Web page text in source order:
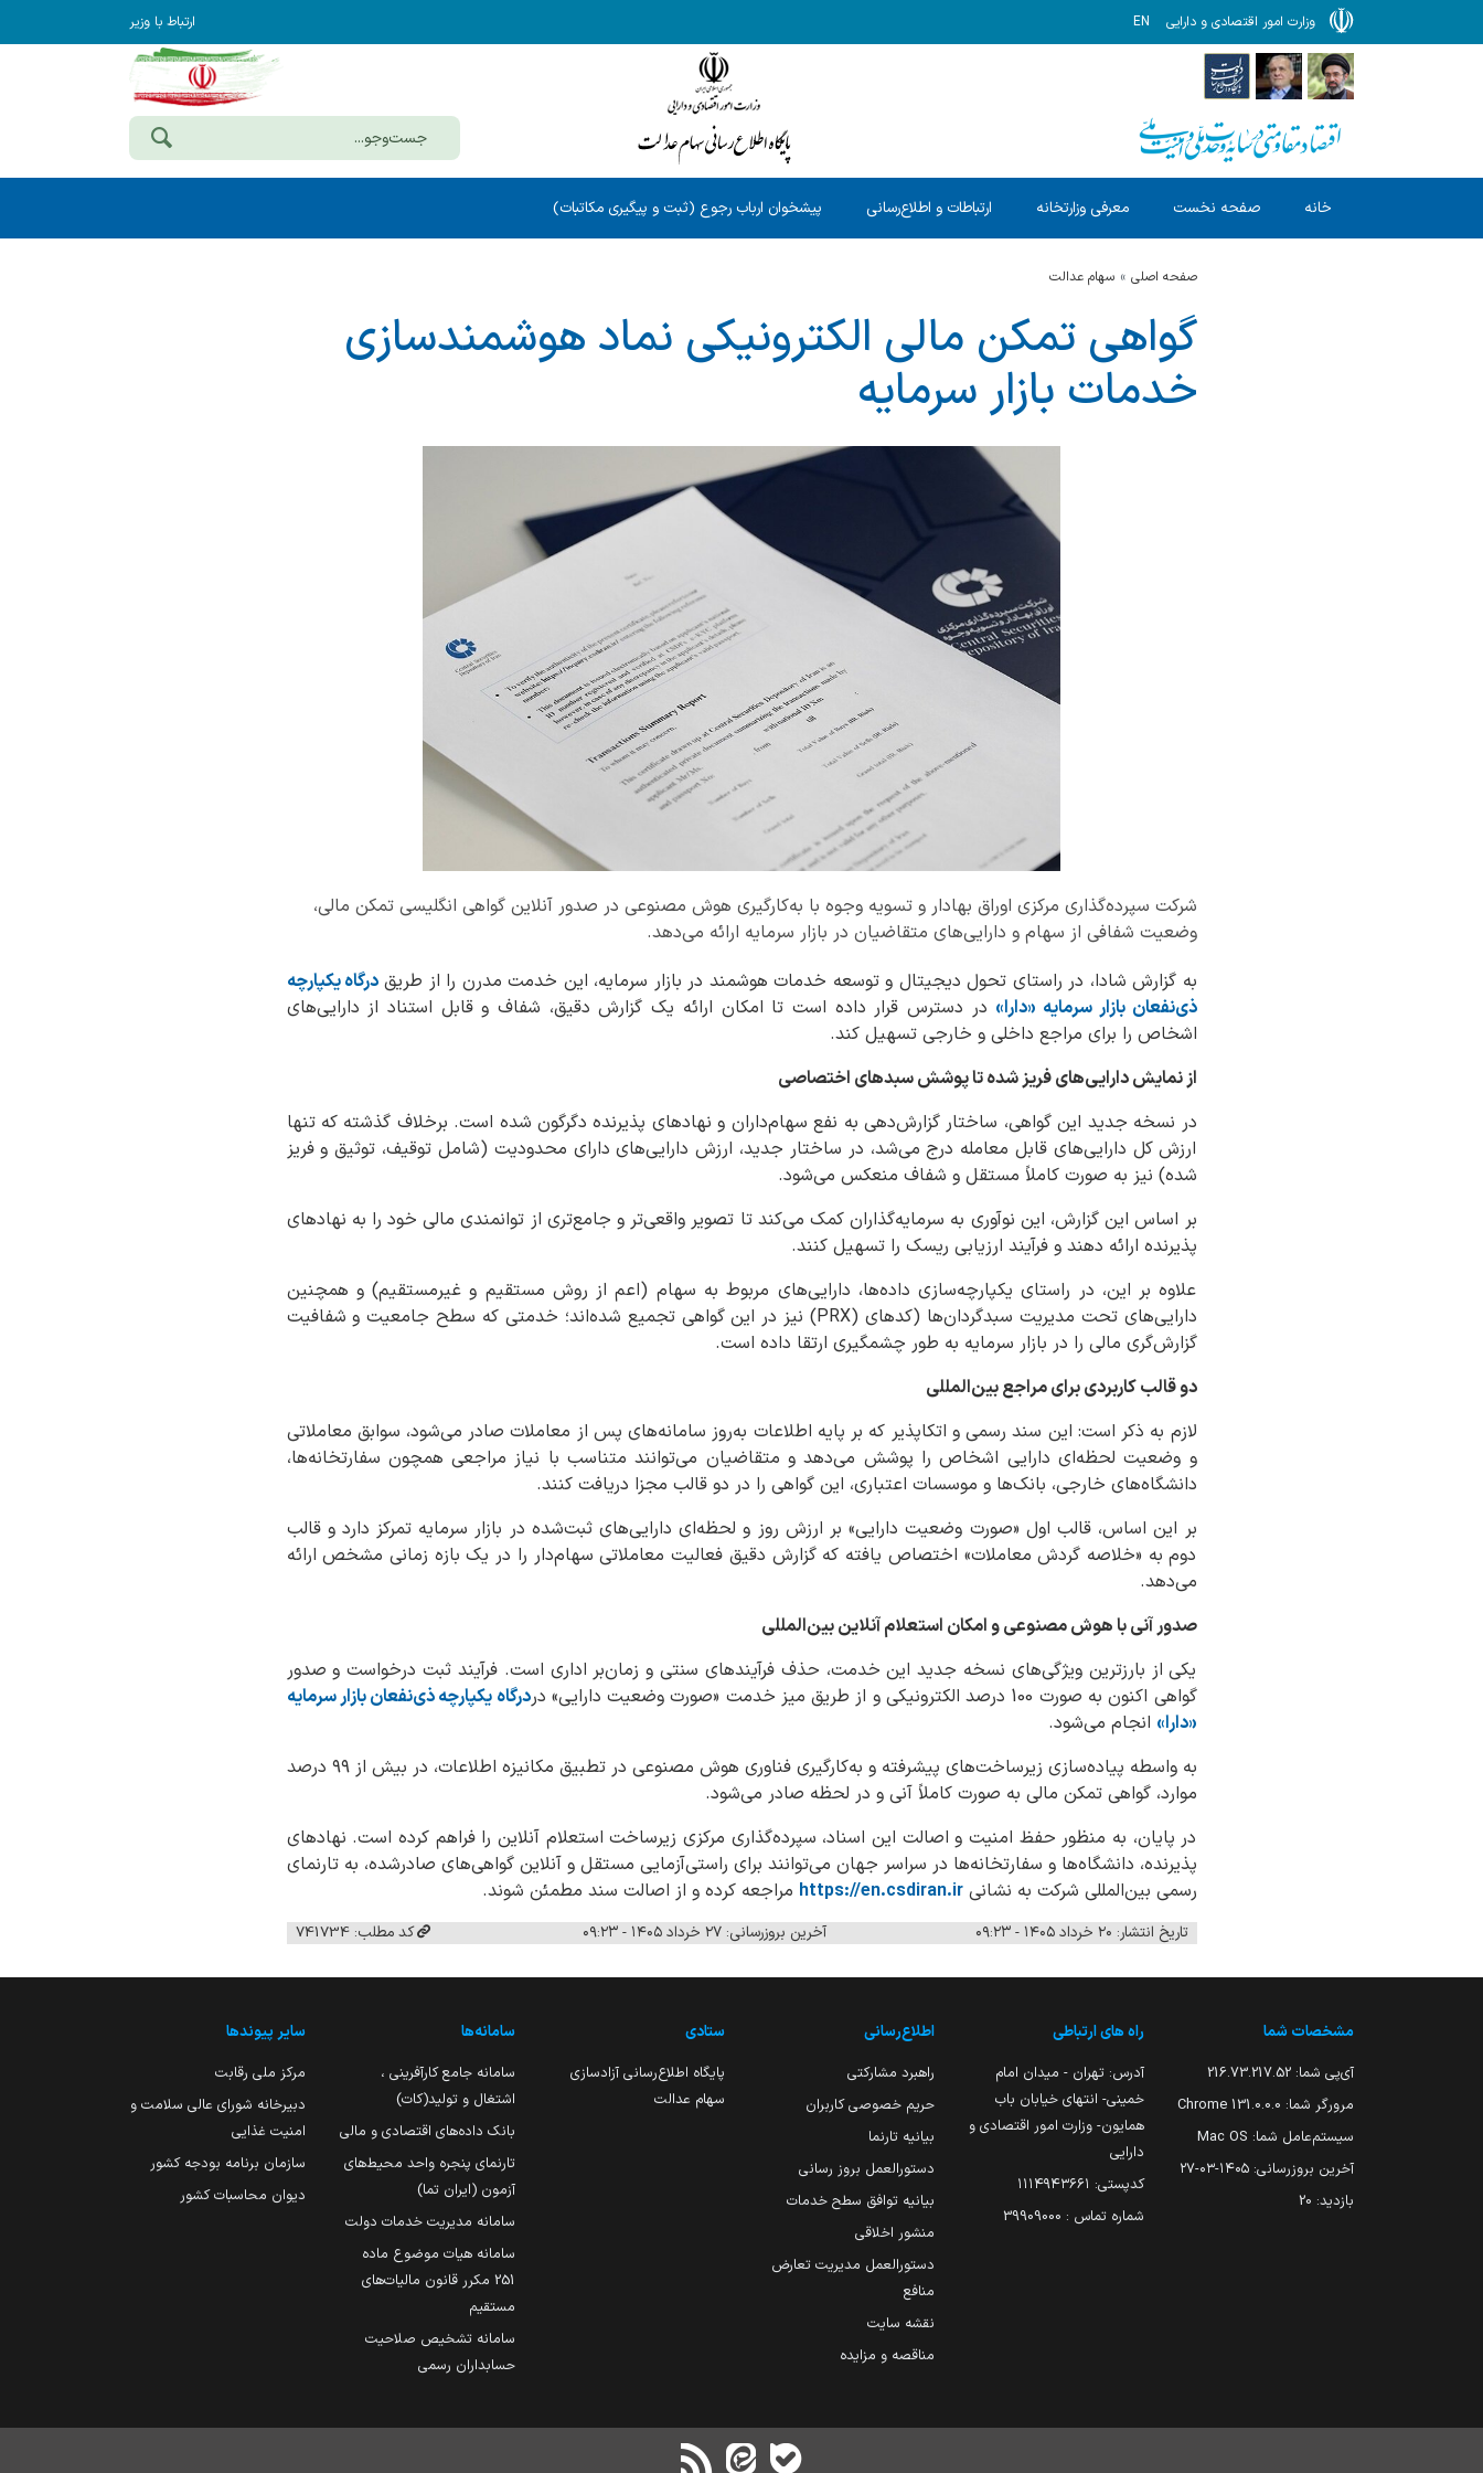
وزارت امور اقتصادی و دارایی EN ارتباط با وزیر
خانه صفحه نخست معرفی وزارتخانه ارتباطات و اطلاع‌رسانی پیشخوان ارباب رجوع (ثبت و پیگیری مکاتبات)
صفحه اصلی سهام عدالت
گواهی تمکن مالی الکترونیکی نماد هوشمندسازی
خدمات بازار سرمایه
شرکت سپرده‌گذاری مرکزی اوراق بهادار و تسویه وجوه با به‌کارگیری هوش مصنوعی در صدور آنلاین گواهی انگلیسی تمکن مالی،
وضعیت شفافی از سهام و دارایی‌های متقاضیان در بازار سرمایه ارائه می‌دهد.
به گزارش شادا، در راستای تحول دیجیتال و توسعه خدمات هوشمند در بازار سرمایه، این خدمت مدرن را از طریقدرگاه یکپارچه
ذی‌نفعان بازار سرمایه «دارا» در دسترس قرار داده است تا امکان ارائه یک گزارش دقیق، شفاف و قابل استناد از دارایی‌های
اشخاص را برای مراجع داخلی و خارجی تسهیل کند.
از نمایش دارایی‌های فریز شده تا پوشش سبدهای اختصاصی
در نسخه جدید این گواهی، ساختار گزارش‌دهی به نفع سهام‌داران و نهادهای پذیرنده دگرگون شده است. برخلاف گذشته که تنها
ارزش کل دارایی‌های قابل معامله درج می‌شد، در ساختار جدید، ارزش دارایی‌های دارای محدودیت (شامل توقیف، توثیق و فریز
شده) نیز به صورت کاملاً مستقل و شفاف منعکس می‌شود.
بر اساس این گزارش، این نوآوری به سرمایه‌گذاران کمک می‌کند تا تصویر واقعی‌تر و جامع‌تری از توانمندی مالی خود را به نهادهای
پذیرنده ارائه دهند و فرآیند ارزیابی ریسک را تسهیل کنند.
علاوه بر این، در راستای یکپارچه‌سازی داده‌ها، دارایی‌های مربوط به سهام (اعم از روش مستقیم و غیرمستقیم) و همچنین
دارایی‌های تحت مدیریت سبدگردان‌ها (کدهای (PRX) نیز در این گواهی تجمیع شده‌اند؛ خدمتی که سطح جامعیت و شفافیت
گزارش‌گری مالی را در بازار سرمایه به طور چشمگیری ارتقا داده است.
دو قالب کاربردی برای مراجع بین‌المللی
لازم به ذکر است: این سند رسمی و اتکاپذیر که بر پایه اطلاعات به‌روز سامانه‌های پس از معاملات صادر می‌شود، سوابق معاملاتی
و وضعیت لحظه‌ای دارایی اشخاص را پوشش می‌دهد و متقاضیان می‌توانند متناسب با نیاز مراجعی همچون سفارتخانه‌ها،
دانشگاه‌های خارجی، بانک‌ها و موسسات اعتباری، این گواهی را در دو قالب مجزا دریافت کنند.
بر این اساس، قالب اول «صورت وضعیت دارایی» بر ارزش روز و لحظه‌ای دارایی‌های ثبت‌شده در بازار سرمایه تمرکز دارد و قالب
دوم به «خلاصه گردش معاملات» اختصاص یافته که گزارش دقیق فعالیت معاملاتی سهام‌دار را در یک بازه زمانی مشخص ارائه
می‌دهد.
صدور آنی با هوش مصنوعی و امکان استعلام آنلاین بین‌المللی
یکی از بارزترین ویژگی‌های نسخه جدید این خدمت، حذف فرآیندهای سنتی و زمان‌بر اداری است. فرآیند ثبت درخواست و صدور
گواهی اکنون به صورت 100 درصد الکترونیکی و از طریق میز خدمت «صورت وضعیت دارایی» در
درگاه یکپارچه ذی‌نفعان بازار سرمایه
«دارا» انجام می‌شود.
به واسطه پیاده‌سازی زیرساخت‌های پیشرفته و به‌کارگیری فناوری هوش مصنوعی در تطبیق مکانیزه اطلاعات، در بیش از ۹۹ درصد
موارد، گواهی تمکن مالی به صورت کاملاً آنی و در لحظه صادر می‌شود.
در پایان، به منظور حفظ امنیت و اصالت این اسناد، سپرده‌گذاری مرکزی زیرساخت استعلام آنلاین را فراهم کرده است. نهادهای
پذیرنده، دانشگاه‌ها و سفارتخانه‌ها در سراسر جهان می‌توانند برای راستی‌آزمایی مستقل و آنلاین گواهی‌های صادرشده، به تارنمای
رسمی بین‌المللی شرکت به نشانیhttps://en.csdiran.ir مراجعه کرده و از اصالت سند مطمئن شوند.
تاریخ انتشار: ۲۰ خرداد ۱۴۰۵ - ۰۹:۲۳ آخرین بروزرسانی: ۲۷ خرداد ۱۴۰۵ - ۰۹:۲۳ کد مطلب: 741734
مشخصات شما
آی‌پی شما: 216.73.217.52
مرورگر شما: 131.0.0.0 Chrome
سیستم‌عامل شما: Mac OS
آخرین بروزرسانی: ۱۴۰۵-۰۳-۲۷
بازدید: 20
راه های ارتباطی
آدرس: تهران - میدان امام
خمینی- انتهای خیابان باب
همایون- وزارت امور اقتصادی و
دارایی
کدپستی: ۱۱۱۴۹۴۳۶۶۱
شماره تماس : 39909000
اطلاع‌رسانی
راهبرد مشارکتی
حریم خصوصی کاربران
بیانیه تارنما
دستورالعمل بروز رسانی
بیانیه توافق سطح خدمات
منشور اخلاقی
دستورالعمل مدیریت تعارض
منافع
نقشه سایت
مناقصه و مزایده
ستادی
پایگاه اطلاع‌رسانی آزادسازی
سهام عدالت
سامانه‌ها
سامانه جامع کارآفرینی ،
اشتغال و تولید(کات)
بانک داده‌های اقتصادی و مالی
تارنمای پنجره واحد محیط‌های
آزمون (ایران تما)
سامانه مدیریت خدمات دولت
سامانه هیات موضوع ماده
251 مکرر قانون مالیات‌های
مستقیم
سامانه تشخیص صلاحیت
حسابداران رسمی
سایر پیوندها
مرکز ملی رقابت
دبیرخانه شورای عالی سلامت و
امنیت غذایی
سازمان برنامه بودجه کشور
دیوان محاسبات کشور